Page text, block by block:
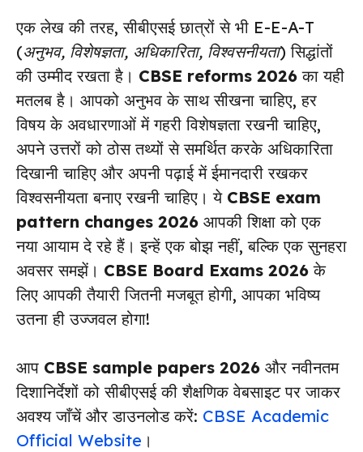
एक लेख की तरह, सीबीएसई छात्रों से भी E-E-A-T
(अनुभव, विशेषज्ञता, अधिकारिता, विश्वसनीयता) सिद्धांतों
की उम्मीद रखता है। CBSE reforms 2026 का यही
मतलब है। आपको अनुभव के साथ सीखना चाहिए, हर
विषय के अवधारणाओं में गहरी विशेषज्ञता रखनी चाहिए,
अपने उत्तरों को ठोस तथ्यों से समर्थित करके अधिकारिता
दिखानी चाहिए और अपनी पढ़ाई में ईमानदारी रखकर
विश्वसनीयता बनाए रखनी चाहिए। ये CBSE exam
pattern changes 2026 आपकी शिक्षा को एक
नया आयाम दे रहे हैं। इन्हें एक बोझ नहीं, बल्कि एक सुनहरा
अवसर समझें। CBSE Board Exams 2026 के
लिए आपकी तैयारी जितनी मजबूत होगी, आपका भविष्य
उतना ही उज्जवल होगा!
आप CBSE sample papers 2026 और नवीनतम
दिशानिर्देशों को सीबीएसई की शैक्षणिक वेबसाइट पर जाकर
अवश्य जाँचें और डाउनलोड करें: CBSE Academic
Official Website ।